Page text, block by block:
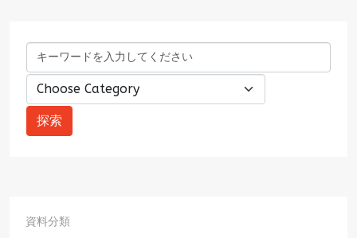
資料分類